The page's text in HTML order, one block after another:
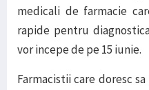
medicali de farmacie
rapide pentru
vor incepe de pe 15 iunie.
Farmacistii care doresc